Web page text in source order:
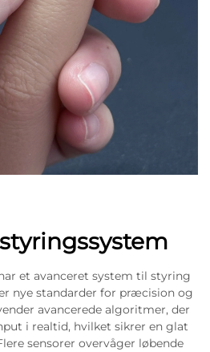
et avanceret system til styring
nye standarder for præcision og
avancerede algoritmer, der
i realtid, hvilket sikrer en glat
sensorer overvåger løbende